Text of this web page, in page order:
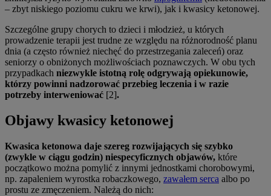
– zbyt niskiego poziomu cukru we krwi), jak i kwasicy ketonowej.
Szczególne grupy chorych to dzieci i młodzież, u których
prowadzenie terapii jest trudne ze względu na różnorodność planu
dnia (a często również niechęć do przestrzegania zaleceń) oraz
seniorzy o obniżonych możliwościach poznawczych. W obu tych
przypadkach niezwykle istotną rolę odgrywają opiekunowie,
którzy powinni nadzorować przebieg leczenia i w razie
potrzeby interweniować [2].
Objawy kwasicy ketonowej
Kwasica ketonowa daje szereg rozwijających się szybko
(zwykle w ciągu godzin) niespecyficznych objawów, które
początkowo można pomylić z innymi jednostkami chorobowymi,
np. zapaleniem wyrostka robaczkowego, zawałem serca albo po
prostu ze zmęczeniem. Należą do nich: